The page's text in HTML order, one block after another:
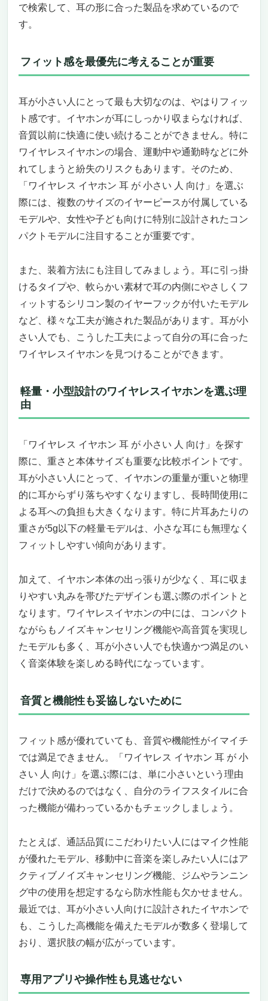
人
人にもフィットする、プレミアム完全ワイヤレ
まるで“私専用”のようにフィット。耳が小さ
音楽の“全部”を味わう。ハイレゾ対応＆
A.C.A.A 4.0がもたらす未体験の音質
ノイズキャンセリング3.5搭載。環境に合わ
せて賢く“静寂”を創り出す
タッチではない「感圧＆スワイプ」。誤操作
しにくく快適
小さいけどパワフル。最大40時間の再生＆急
速充電対応
る」理想のイヤホン
Bowers & Wilkins Px8（ロイヤル・バーガンデ
ィ） 「耳が小さい人に合う」だけじゃない
——音楽の世界に深く没入できる“真の音体験”
高音質だけじゃ物足りない人へ。全方位に隙
がない“ラグジュアリー・ヘッドフォン”
こういう人におすすめ／おすすめできない人
体験
「迷ったら、とりあえずこれで良い」ではな
【ワイヤレスイヤホン革命】小さい耳にもぴっ
たりフィットする、KURMIZUの「空気伝導
型」Bluetoothイヤホンが想像を超える！
小さな耳でも“快適すぎて外したくない”——
あなたの耳にフィットする新感覚イヤホンと
耳を塞がずに、世界を聴く。通勤・通学・仕
事・家事すべてのシーンにマッチする安心設
“聴きながら話せる”双方向の完成度。会話も
音楽もどちらも妥協しないサウンド設計
接続の煩わしさから完全に解放。
Bluetooth5.4の圧倒的スムーズさを体感せよ
ー。毎日使うからこそ“充電管理のストレ
型から導き出した“究極の装着感”
結論：耳が小さい人にとって“理想のワイヤ
レスイヤホン”。でも、万人向けじゃないか
らこそ“選ばれる価値”がある
ィット！多機能タッチ搭載「Aetyt
小さな耳にもぴったり。探していたのは、こ
んなワイヤレスイヤホンじゃないですか？
なぜ“耳が小さい人”におすすめなのか？実は
ここが違う
次世代Bluetooth 5.4搭載。駅でも地下鉄で
も、安定した音をあなたの耳へ
来感。これ、イヤホンの未来じゃない？
旅行もこれ1台でOK
音にこだわるあなたへ。6種のEQモードとノ
で検索して、耳の形に合った製品を求めているので
す。
フィット感を最優先に考えることが重要
耳が小さい人にとって最も大切なのは、やはりフィッ
ト感です。イヤホンが耳にしっかり収まらなければ、
音質以前に快適に使い続けることができません。特に
ワイヤレスイヤホンの場合、運動中や通勤時などに外
れてしまうと紛失のリスクもあります。そのため、
「ワイヤレス イヤホン 耳 が 小さい 人 向け」を選ぶ
際には、複数のサイズのイヤーピースが付属している
モデルや、女性や子ども向けに特別に設計されたコン
パクトモデルに注目することが重要です。
また、装着方法にも注目してみましょう。耳に引っ掛
けるタイプや、軟らかい素材で耳の内側にやさしくフ
ィットするシリコン製のイヤーフックが付いたモデル
など、様々な工夫が施された製品があります。耳が小
さい人でも、こうした工夫によって自分の耳に合った
ワイヤレスイヤホンを見つけることができます。
軽量・小型設計のワイヤレスイヤホンを選ぶ理
由
「ワイヤレス イヤホン 耳 が 小さい 人 向け」を探す
際に、重さと本体サイズも重要な比較ポイントです。
耳が小さい人にとって、イヤホンの重量が重いと物理
的に耳からずり落ちやすくなりますし、長時間使用に
よる耳への負担も大きくなります。特に片耳あたりの
重さが5g以下の軽量モデルは、小さな耳にも無理なく
フィットしやすい傾向があります。
加えて、イヤホン本体の出っ張りが少なく、耳に収ま
りやすい丸みを帯びたデザインも選ぶ際のポイントと
なります。ワイヤレスイヤホンの中には、コンパクト
ながらもノイズキャンセリング機能や高音質を実現し
たモデルも多く、耳が小さい人でも快適かつ満足のい
く音楽体験を楽しめる時代になっています。
音質と機能性も妥協しないために
フィット感が優れていても、音質や機能性がイマイチ
では満足できません。「ワイヤレス イヤホン 耳 が 小
さい 人 向け」を選ぶ際には、単に小さいという理由
だけで決めるのではなく、自分のライフスタイルに合
った機能が備わっているかもチェックしましょう。
たとえば、通話品質にこだわりたい人にはマイク性能
が優れたモデル、移動中に音楽を楽しみたい人にはア
クティブノイズキャンセリング機能、ジムやランニン
グ中の使用を想定するなら防水性能も欠かせません。
最近では、耳が小さい人向けに設計されたイヤホンで
も、こうした高機能を備えたモデルが数多く登場して
おり、選択肢の幅が広がっています。
専用アプリや操作性も見逃せない